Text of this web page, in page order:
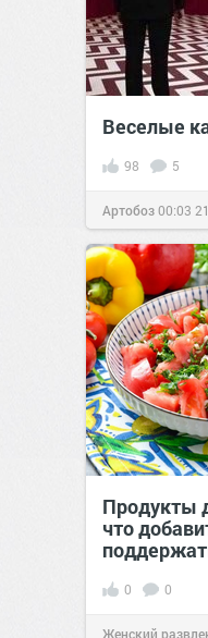
Веселые
98 5
Артобоз00:03
Продукты
что
0 0
Женский